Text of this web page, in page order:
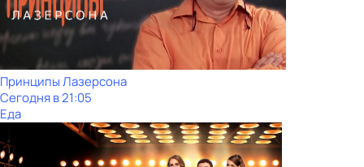
Принципы Лазерсона
Сегодня в 21:05
Еда